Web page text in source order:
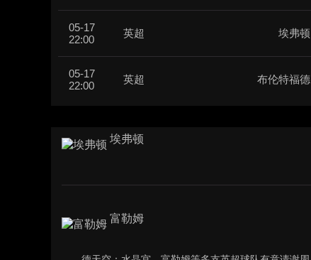
05-17
22:00
英超 埃弗顿
05-17
22:00
英超 布伦特福德
埃弗顿
富勒姆